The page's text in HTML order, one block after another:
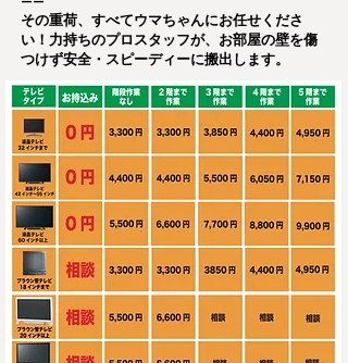
その重荷、すべてウマちゃんにお任せくださ
い！力持ちのプロスタッフが、お部屋の壁を傷
つけず安全・スピーディーに搬出します。